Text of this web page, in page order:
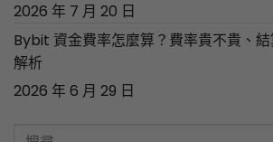
2026 年 7 月 20 日
Bybit 資金費率怎麼算？費率貴不貴、
解析
2026 年 6 月 29 日